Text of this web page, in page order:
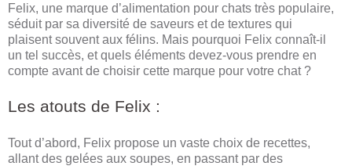
Felix, une marque d’alimentation pour chats très populaire,
séduit par sa diversité de saveurs et de textures qui
plaisent souvent aux félins. Mais pourquoi Felix connaît-il
un tel succès, et quels éléments devez-vous prendre en
compte avant de choisir cette marque pour votre chat ?
Les atouts de Felix :
Tout d’abord, Felix propose un vaste choix de recettes,
allant des gelées aux soupes, en passant par des